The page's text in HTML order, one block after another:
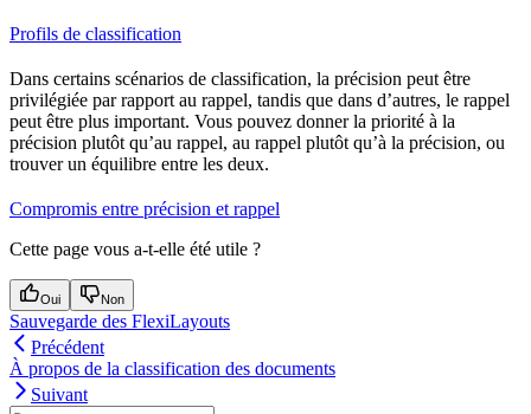
Profils de classification
Dans certains scénarios de classification, la précision peut être
privilégiée par rapport au rappel, tandis que dans d’autres, le rappel
peut être plus important. Vous pouvez donner la priorité à la
précision plutôt qu’au rappel, au rappel plutôt qu’à la précision, ou
trouver un équilibre entre les deux.
Compromis entre précision et rappel
Cette page vous a-t-elle été utile ?
Oui Non
Sauvegarde des FlexiLayouts
Précédent
À propos de la classification des documents
Suivant